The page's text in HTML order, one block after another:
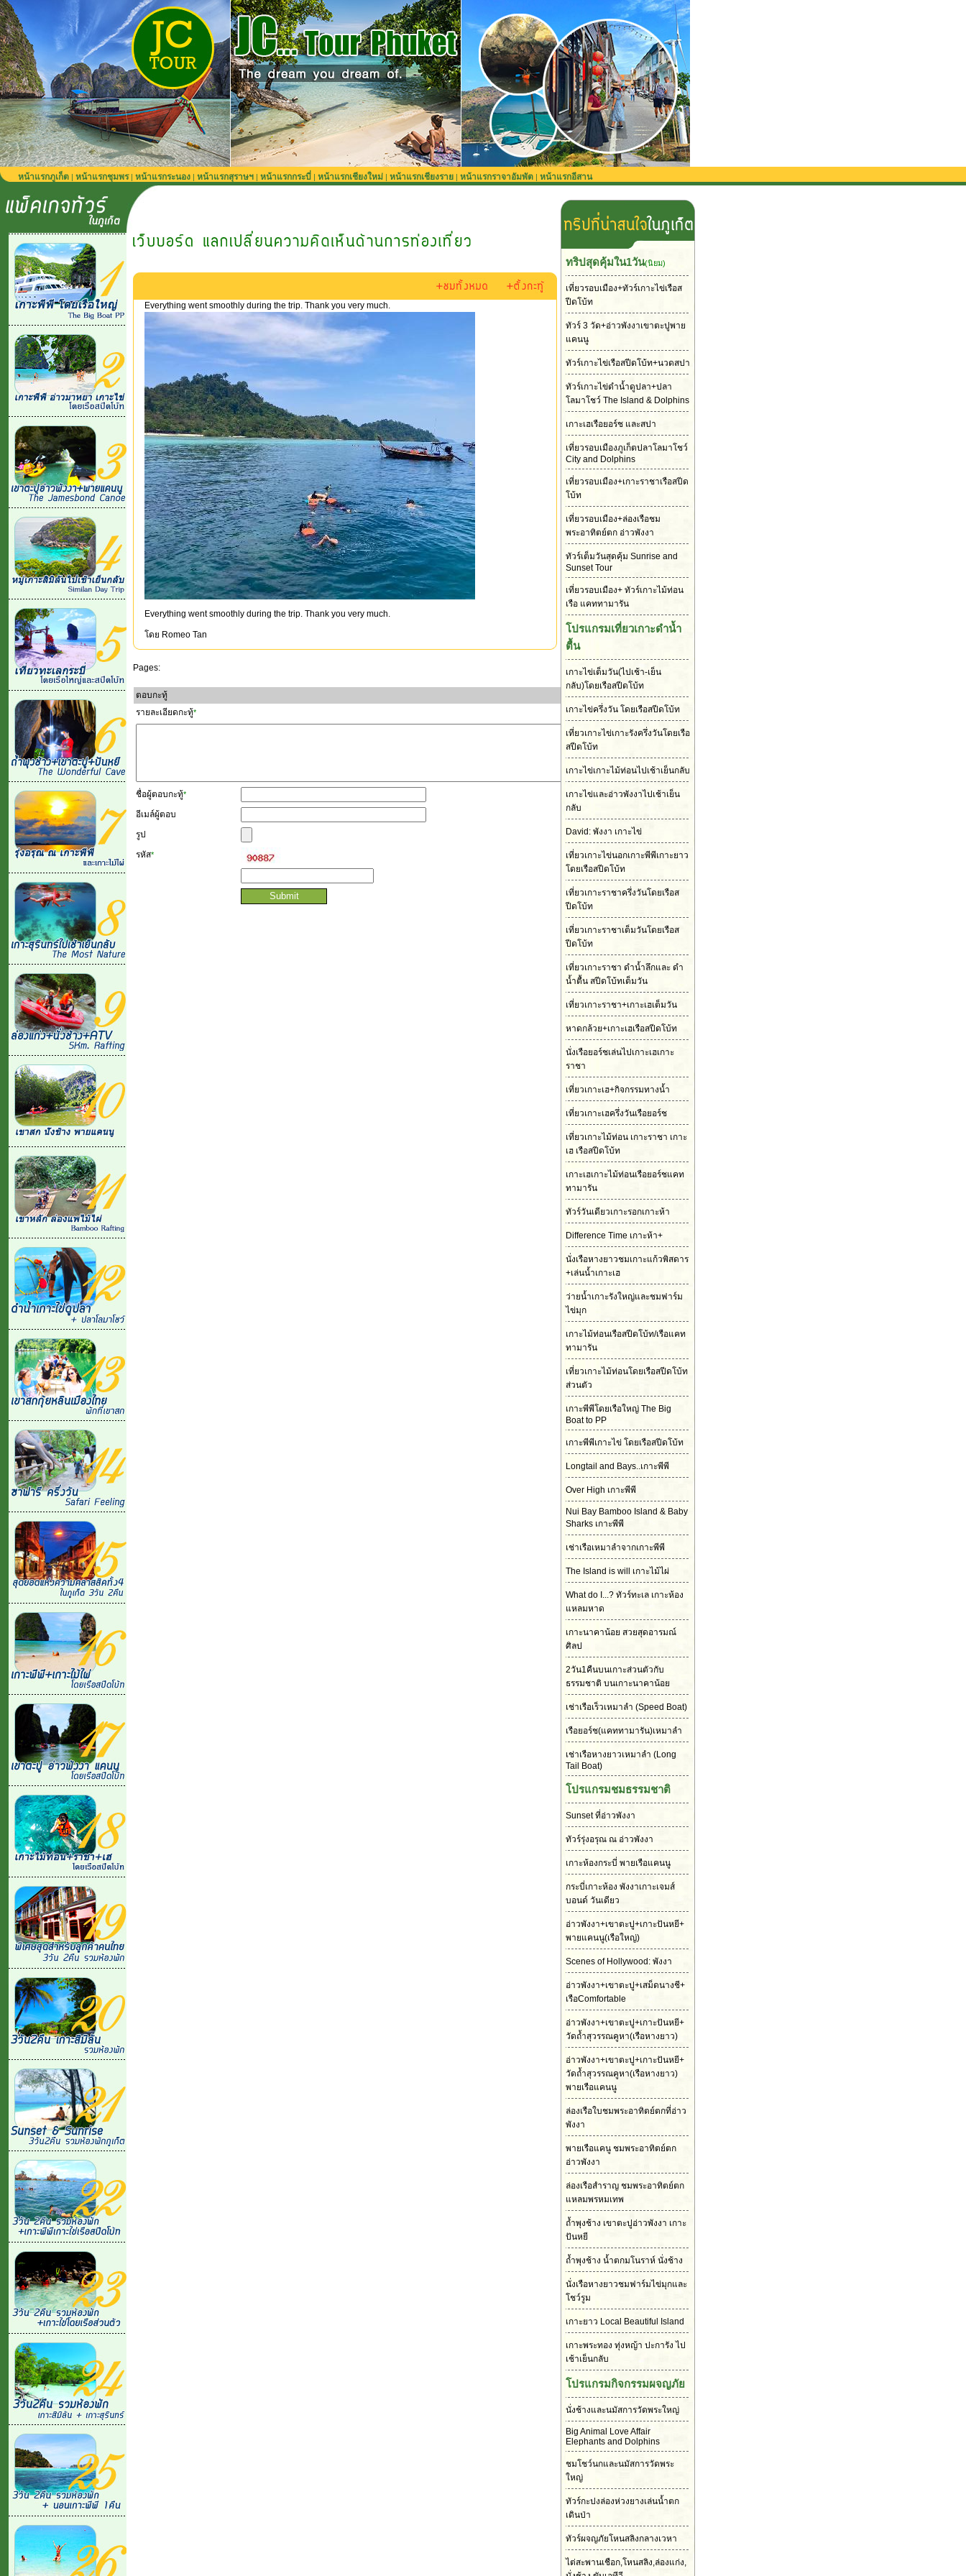
หน้าแรกภูเก็ต | หน้าแรกชุมพร| หน้าแรกระนอง | หน้าแรกสุราษฯ | หน้าแรกกระบี่ | หน้าแรกเชียงใหม่ | หน้าแรกเชียงราย | หน้าแรกราจาอัมพัต | หน้าแรกอีสาน
Everything went smoothly during the trip. Thank you very much.
Everything went smoothly during the trip. Thank you very much.
โดย Romeo Tan
Pages:
ตอบกะทู้
รายละเอียดกะทู้*
ชื่อผู้ตอบกะทู้*
อีเมล์ผู้ตอบ
รูป
รหัส*
ทริปสุดคุ้มใน1วัน(นิยม)
เที่ยวรอบเมือง+ทัวร์เกาะไข่เรือส
ปีดโบ้ท
ทัวร์ 3 วัด+อ่าวพังงาเขาตะปูพาย
แคนนู
ทัวร์เกาะไข่เรือสปีดโบ้ท+นวดสปา
ทัวร์เกาะไข่ดำน้ำดูปลา+ปลา
โลมาโชว์ The Island & Dolphins
เกาะเฮเรือยอร์ช และสปา
เที่ยวรอบเมืองภูเก็ตปลาโลมาโชว์
City and Dolphins
เที่ยวรอบเมือง+เกาะราชาเรือสปีด
โบ้ท
เที่ยวรอบเมือง+ล่องเรือชม
พระอาทิตย์ตก อ่าวพังงา
ทัวร์เต็มวันสุดคุ้ม Sunrise and
Sunset Tour
เที่ยวรอบเมือง+ ทัวร์เกาะไม้ท่อน
เรือ แคททามารัน
โปรแกรมเที่ยวเกาะดำน้ำ
ตื้น
เกาะไข่เต็มวัน(ไปเช้า-เย็น
กลับ)โดยเรือสปีดโบ้ท
เกาะไข่ครึ่งวัน โดยเรือสปีดโบ้ท
เที่ยวเกาะไข่เกาะรังครึ่งวันโดยเรือ
สปีดโบ้ท
เกาะไข่เกาะไม้ท่อนไปเช้าเย็นกลับ
เกาะไข่และอ่าวพังงาไปเช้าเย็น
กลับ
David: พังงา เกาะไข่
เที่ยวเกาะไข่นอกเกาะพีพีเกาะยาว
โดยเรือสปีดโบ้ท
เที่ยวเกาะราชาครึ่งวันโดยเรือส
ปีดโบ้ท
เที่ยวเกาะราชาเต็มวันโดยเรือส
ปีดโบ้ท
เที่ยวเกาะราชา ดำน้ำลึกและ ดำ
น้ำตื้น สปีดโบ้ทเต็มวัน
เที่ยวเกาะราชา+เกาะเฮเต็มวัน
หาดกล้วย+เกาะเฮเรือสปีดโบ้ท
นั่งเรือยอร์ชเล่นไปเกาะเฮเกาะ
ราชา
เที่ยวเกาะเฮ+กิจกรรมทางน้ำ
เที่ยวเกาะเฮครึ่งวันเรือยอร์ช
เที่ยวเกาะไม้ท่อน เกาะราชา เกาะ
เฮ เรือสปีดโบ้ท
เกาะเฮเกาะไม้ท่อนเรือยอร์ชแคท
ทามารัน
ทัวร์วันเดียวเกาะรอกเกาะห้า
Difference Time เกาะห้า+
นั่งเรือหางยาวชมเกาะแก้วพิสดาร
+เล่นน้ำเกาะเฮ
ว่ายน้ำเกาะรังใหญ่และชมฟาร์ม
ไข่มุก
เกาะไม้ท่อนเรือสปีดโบ้ท/เรือแคท
ทามารัน
เที่ยวเกาะไม้ท่อนโดยเรือสปีดโบ้ท
ส่วนตัว
เกาะพีพีโดยเรือใหญ่ The Big
Boat to PP
เกาะพีพีเกาะไข่ โดยเรือสปีดโบ้ท
Longtail and Bays..เกาะพีพี
Over High เกาะพีพี
Nui Bay Bamboo Island & Baby
Sharks เกาะพีพี
เช่าเรือเหมาลำจากเกาะพีพี
The Island is will เกาะไม้ไผ่
What do I...? ทัวร์ทะเล เกาะห้อง
แหลมหาด
เกาะนาคาน้อย สวยสุดอารมณ์
ศิลป
2วัน1คืนบนเกาะส่วนตัวกับ
ธรรมชาติ บนเกาะนาคาน้อย
เช่าเรือเร็วเหมาลำ (Speed Boat)
เรือยอร์ช(แคททามารัน)เหมาลำ
เช่าเรือหางยาวเหมาลำ (Long
Tail Boat)
โปรแกรมชมธรรมชาติ
Sunset ที่อ่าวพังงา
ทัวร์รุ่งอรุณ ณ อ่าวพังงา
เกาะห้องกระบี่ พายเรือแคนนู
กระบี่เกาะห้อง พังงาเกาะเจมส์
บอนด์ วันเดียว
อ่าวพังงา+เขาตะปู+เกาะปันหยี+
พายแคนนู(เรือใหญ่)
Scenes of Hollywood: พังงา
อ่าวพังงา+เขาตะปู+เสม็ดนางชี+
เรือComfortable
อ่าวพังงา+เขาตะปู+เกาะปันหยี+
วัดถ้ำสุวรรณคูหา(เรือหางยาว)
อ่าวพังงา+เขาตะปู+เกาะปันหยี+
วัดถ้ำสุวรรณคูหา(เรือหางยาว)
พายเรือแคนนู
ล่องเรือใบชมพระอาทิตย์ตกที่อ่าว
พังงา
พายเรือแคนู ชมพระอาทิตย์ตก
อ่าวพังงา
ล่องเรือสำราญ ชมพระอาทิตย์ตก
แหลมพรหมเทพ
ถ้ำพุงช้าง เขาตะปูอ่าวพังงา เกาะ
ปันหยี
ถ้ำพุงช้าง น้ำตกมโนราห์ นั่งช้าง
นั่งเรือหางยาวชมฟาร์มไข่มุกและ
โชว์รูม
เกาะยาว Local Beautiful Island
เกาะพระทอง ทุ่งหญ้า ปะการัง ไป
เช้าเย็นกลับ
โปรแกรมกิจกรรมผจญภัย
นั่งช้างและนมัสการวัดพระใหญ่
Big Animal Love Affair
Elephants and Dolphins
ชมโชว์นกและนมัสการวัดพระ
ใหญ่
ทัวร์กะปงล่องห่วงยางเล่นน้ำตก
เดินป่า
ทัวร์ผจญภัยโหนสลิงกลางเวหา
ไต่สะพานเชือก,โหนสลิง,ล่องแก่ง,